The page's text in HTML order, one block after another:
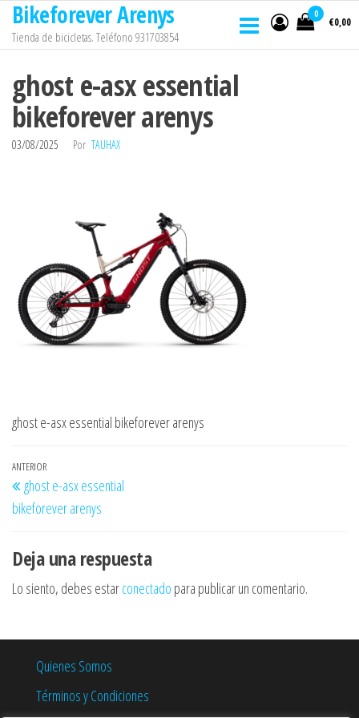
Saltar
contenido
Bikeforever Arenys
Tienda de bicicletas. Teléfono 931703854
0
€0,00
ghost e-asx essential
bikeforever arenys
03/08/2025 Por TAUHAX
ghost e-asx essential bikeforever arenys
Navegación
de
entradas
Entrada
anterior
ANTERIOR
ghost e-asx essential
bikeforever arenys
Deja una respuesta
Lo siento, debes estarconectado para publicar un comentario.
Quienes Somos
Términos y Condiciones